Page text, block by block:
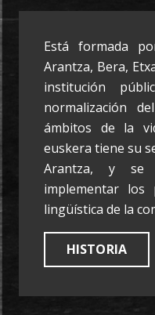
Está formada
Arantza, Bera,
institución
normalización
ámbitos de la
euskera tiene su
Arantza, y se
implementar los
lingüística de la
HISTORIA